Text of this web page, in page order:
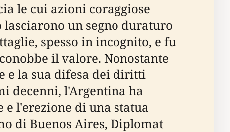
le cui azioni coraggiose
un segno duraturo
spesso in incognito, e fu
il valore. Nonostante
e la sua difesa dei diritti
decenni, l'Argentina ha
e l'erezione di una statua
di Buenos Aires, Diplomat